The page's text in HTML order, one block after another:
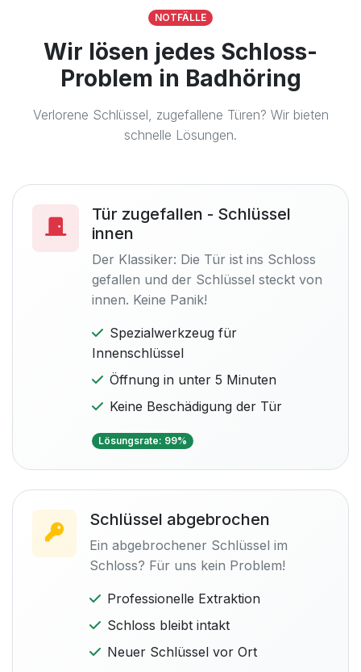
NOTFÄLLE
Wir lösen jedes Schloss-
Problem in Badhöring
Verlorene Schlüssel, zugefallene Türen? Wir bieten
schnelle Lösungen.
Tür zugefallen - Schlüssel
innen
Der Klassiker: Die Tür ist ins Schloss
gefallen und der Schlüssel steckt von
innen. Keine Panik!
Spezialwerkzeug für
Innenschlüssel
Öffnung in unter 5 Minuten
Keine Beschädigung der Tür
Lösungsrate: 99%
Schlüssel abgebrochen
Ein abgebrochener Schlüssel im
Schloss? Für uns kein Problem!
Professionelle Extraktion
Schloss bleibt intakt
Neuer Schlüssel vor Ort